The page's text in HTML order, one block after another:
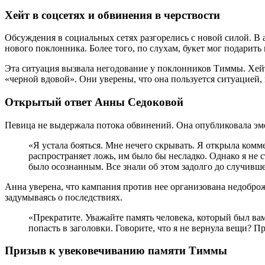
Хейт в соцсетях и обвинения в черствости
Обсуждения в социальных сетях разгорелись с новой силой.
нового поклонника. Более того, по слухам, букет мог
Эта ситуация вызвала негодование у поклонников Тиммы.
«черной вдовой». Они уверены, что она пользуется
Открытый ответ Анны Седоковой
Певица не выдержала потока обвинений. Она опубликовала
«Я устала бояться. Мне нечего скрывать. Я открыла
распространяет ложь, им было бы несладко. Однако я не
было осознанным. Все знали об этом задолго до
Анна уверена, что кампания против нее организована
задумываясь о последствиях.
«Прекратите. Уважайте память человека, который был
попасть в заголовки. Говорите, что я не вернула вещи?
Призыв к увековечиванию памяти Тиммы